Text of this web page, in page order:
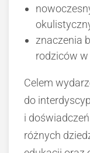
znaczenia
rodziców
Celem
do
i
różnych